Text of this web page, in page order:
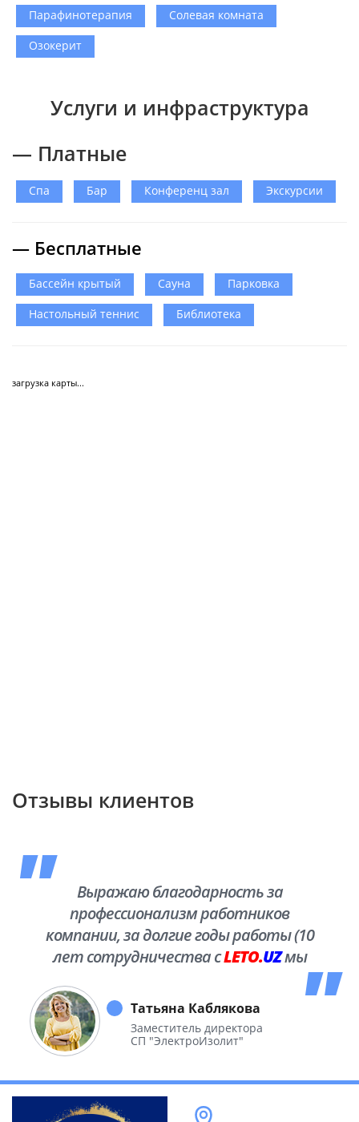
Парафинотерапия
Солевая комната
Озокерит
Услуги и инфраструктура
— Платные
Спа Бар Конференц зал Экскурсии
— Бесплатные
Бассейн крытый Сауна
Парковка
Настольный теннис
Библиотека
загрузка карты...
Отзывы клиентов
Выражаю благодарность за
профессионализм работников
компании, за долгие годы работы (10
лет сотрудничества сLETO.UZмы
необъятной Родины.
Татьяна Каблякова
Заместитель директора
СП "ЭлектроИзолит"